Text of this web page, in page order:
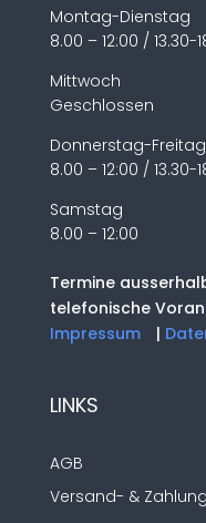
Montag-Dienstag
8.00 – 12:00 / 13.30-
Mittwoch
Geschlossen
Donnerstag-Freitag
8.00 – 12:00 / 13.30-
Samstag
8.00 – 12:00
Termine
telefonische
Impressum
|
LINKS
AGB
Versand- &